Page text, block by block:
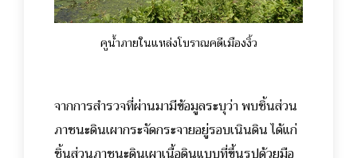
คูน้ำภายในแหล่งโบราณคดีเมืองงิ้ว
จากการสำรวจที่ผ่านมามีข้อมูลระบุว่า พบชิ้นส่วน
ภาชนะดินเผากระจัดกระจายอยู่รอบเนินดิน ได้แก่